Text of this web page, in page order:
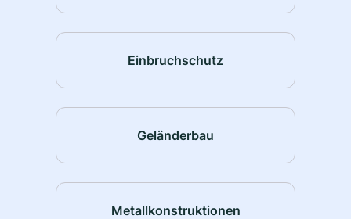
Einbruchschutz
Geländerbau
Metallkonstruktionen